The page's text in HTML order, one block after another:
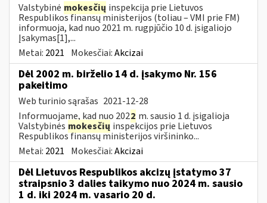
Valstybinė mokesčių inspekcija prie Lietuvos
Respublikos finansų ministerijos (toliau – VMI prie FM)
informuoja, kad nuo 2021 m. rugpjūčio 10 d. įsigaliojo
Įsakymas[1],...
Metai: 2021 Mokesčiai:Akcizai
Dėl 2002 m. birželio 14 d. įsakymo Nr. 156
pakeitimo
Web turinio sąrašas 2021-12-28
Informuojame, kad nuo 2022 m. sausio 1 d. įsigalioja
Valstybinės mokesčių inspekcijos prie Lietuvos
Respublikos finansų ministerijos viršininko...
Metai: 2021 Mokesčiai:Akcizai
Dėl Lietuvos Respublikos akcizų įstatymo 37
straipsnio 3 dalies taikymo nuo 2024 m. sausio
1 d. iki 2024 m. vasario 20 d.